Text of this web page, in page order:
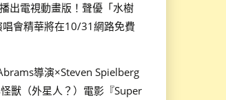
出電視動畫版！聲優「水樹
會精華將在10/31網路免費
導演×Steven Spielberg
獸（外星人？）電影『Super